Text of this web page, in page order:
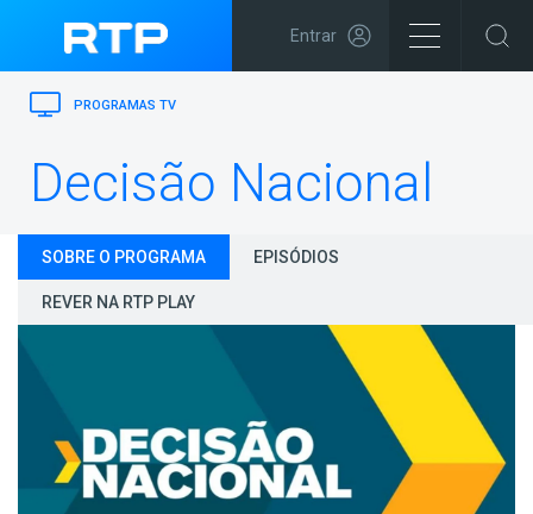
Entrar
PROGRAMAS TV
Decisão Nacional
SOBRE O PROGRAMA EPISÓDIOS
REVER NA RTP PLAY